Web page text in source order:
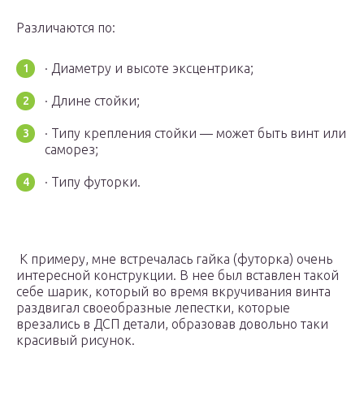
Различаются по:
· Диаметру и высоте эксцентрика;
· Длине стойки;
· Типу крепления стойки — может быть винт или
саморез;
· Типу футорки.
К примеру, мне встречалась гайка (футорка) очень
интересной конструкции. В нее был вставлен такой
себе шарик, который во время вкручивания винта
раздвигал своеобразные лепестки, которые
врезались в ДСП детали, образовав довольно таки
красивый рисунок.